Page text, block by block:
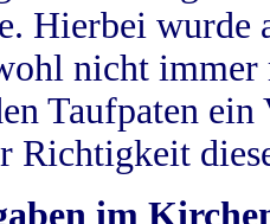
Hierbei wurde
nicht
Taufpaten
Richtigkeit
im